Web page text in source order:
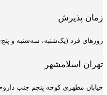
زمان پذیرش
روزهای فرد (یک‌شنبه، سه‌شنبه و پنج‌شنبه)
تهران اسلامشهر
خیابان مطهری کوچه پنجم جنب